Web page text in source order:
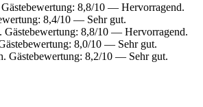
8,8/10 — Hervorragend.
8,4/10 — Sehr gut.
8,8/10 — Hervorragend.
8,0/10 — Sehr gut.
Gästebewertung: 8,2/10 — Sehr gut.